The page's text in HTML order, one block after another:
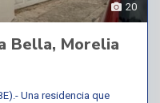
20
Bella, Morelia
Una residencia que